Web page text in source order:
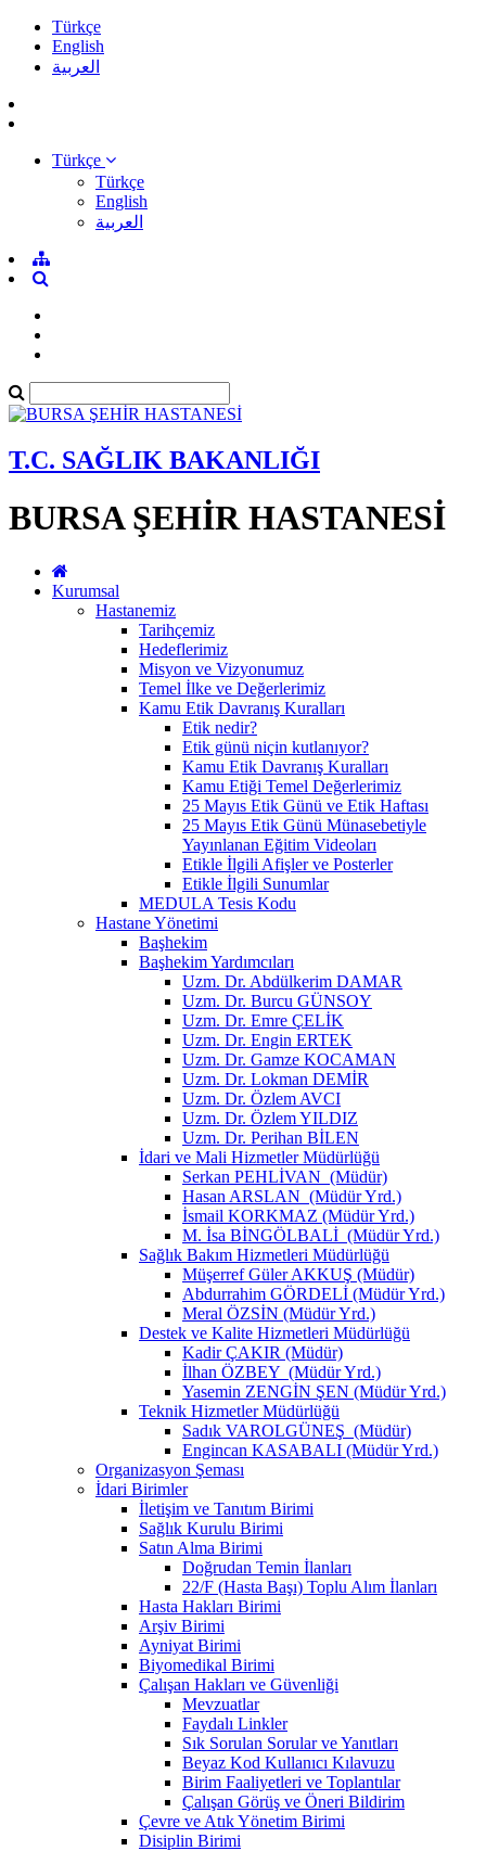
Türkçe
English
العربية
Türkçe
Türkçe
English
العربية
T.C. SAĞLIK BAKANLIĞI
BURSA ŞEHİR HASTANESİ
Kurumsal
Hastanemiz
Tarihçemiz
Hedeflerimiz
Misyon ve Vizyonumuz
Temel İlke ve Değerlerimiz
Kamu Etik Davranış Kuralları
Etik nedir?
Etik günü niçin kutlanıyor?
Kamu Etik Davranış Kuralları
Kamu Etiği Temel Değerlerimiz
25 Mayıs Etik Günü ve Etik Haftası
25 Mayıs Etik Günü Münasebetiyle
Yayınlanan Eğitim Videoları
Etikle İlgili Afişler ve Posterler
Etikle İlgili Sunumlar
MEDULA Tesis Kodu
Hastane Yönetimi
Başhekim
Başhekim Yardımcıları
Uzm. Dr. Abdülkerim DAMAR
Uzm. Dr. Burcu GÜNSOY
Uzm. Dr. Emre ÇELİK
Uzm. Dr. Engin ERTEK
Uzm. Dr. Gamze KOCAMAN
Uzm. Dr. Lokman DEMİR
Uzm. Dr. Özlem AVCI
Uzm. Dr. Özlem YILDIZ
Uzm. Dr. Perihan BİLEN
İdari ve Mali Hizmetler Müdürlüğü
Serkan PEHLİVAN (Müdür)
Hasan ARSLAN (Müdür Yrd.)
İsmail KORKMAZ (Müdür Yrd.)
M. İsa BİNGÖLBALİ (Müdür Yrd.)
Sağlık Bakım Hizmetleri Müdürlüğü
Müşerref Güler AKKUŞ (Müdür)
Abdurrahim GÖRDELİ (Müdür Yrd.)
Meral ÖZSİN (Müdür Yrd.)
Destek ve Kalite Hizmetleri Müdürlüğü
Kadir ÇAKIR (Müdür)
İlhan ÖZBEY (Müdür Yrd.)
Yasemin ZENGİN ŞEN (Müdür Yrd.)
Teknik Hizmetler Müdürlüğü
Sadık VAROLGÜNEŞ (Müdür)
Engincan KASABALI (Müdür Yrd.)
Organizasyon Şeması
İdari Birimler
İletişim ve Tanıtım Birimi
Sağlık Kurulu Birimi
Satın Alma Birimi
Doğrudan Temin İlanları
22/F (Hasta Başı) Toplu Alım İlanları
Hasta Hakları Birimi
Arşiv Birimi
Ayniyat Birimi
Biyomedikal Birimi
Çalışan Hakları ve Güvenliği
Mevzuatlar
Faydalı Linkler
Sık Sorulan Sorular ve Yanıtları
Beyaz Kod Kullanıcı Kılavuzu
Birim Faaliyetleri ve Toplantılar
Çalışan Görüş ve Öneri Bildirim
Çevre ve Atık Yönetim Birimi
Disiplin Birimi